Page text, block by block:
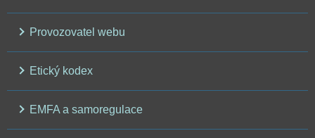
Provozovatel webu
Etický kodex
EMFA a samoregulace